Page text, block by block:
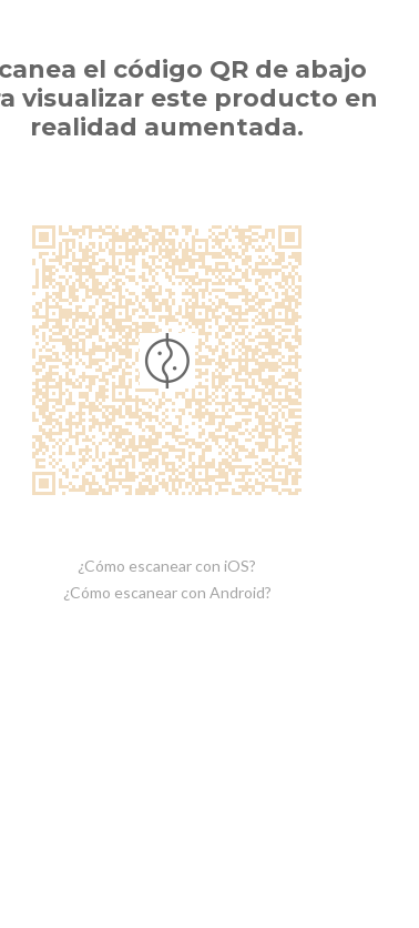
el código QR de abajo
visualizar este producto en
realidad aumentada.
¿Cómo escanear con iOS?
¿Cómo escanear con Android?